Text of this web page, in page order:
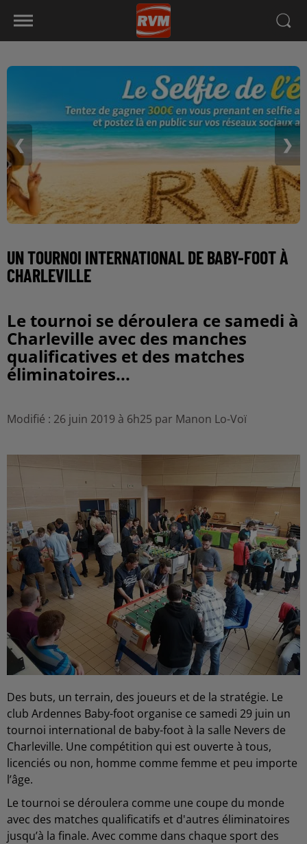
❮ ❯
UN TOURNOI INTERNATIONAL DE BABY-FOOT À
CHARLEVILLE
Le tournoi se déroulera ce samedi à
Charleville avec des manches
qualificatives et des matches
éliminatoires...
Modifié : 26 juin 2019 à 6h25 par Manon Lo-Voï
Des buts, un terrain, des joueurs et de la stratégie. Le
club Ardennes Baby-foot organise ce samedi 29 juin un
tournoi international de baby-foot à la salle Nevers de
Charleville. Une compétition qui est ouverte à tous,
licenciés ou non, homme comme femme et peu importe
l’âge.
Le tournoi se déroulera comme une coupe du monde
avec des matches qualificatifs et d'autres éliminatoires
jusqu’à la finale. Avec comme dans chaque sport des